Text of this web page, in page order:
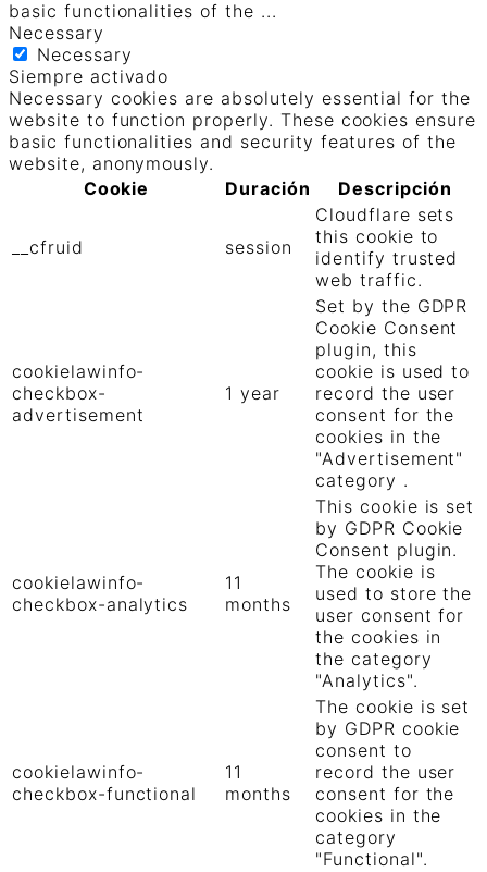
basic functionalities of the ...
Necessary
Necessary
Siempre activado
Necessary cookies are absolutely essential for the
website to function properly. These cookies ensure
basic functionalities and security features of the
website, anonymously.
Cookie
Duración Descripción
__cfruid session
Cloudflare sets
this cookie to
identify trusted
web traffic.
cookielawinfo-
checkbox-
advertisement
1 year
Set by the GDPR
Cookie Consent
plugin, this
cookie is used to
record the user
consent for the
cookies in the
"Advertisement"
category .
cookielawinfo-
checkbox-analytics
11
months
This cookie is set
by GDPR Cookie
Consent plugin.
The cookie is
used to store the
user consent for
the cookies in
the category
"Analytics".
cookielawinfo-
checkbox-functional
11
months
The cookie is set
by GDPR cookie
consent to
record the user
consent for the
cookies in the
category
"Functional".